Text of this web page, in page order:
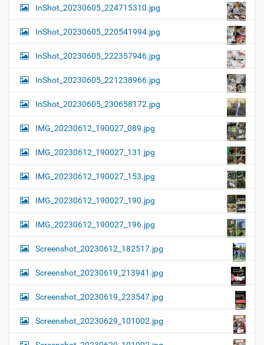
InShot_20230605_224715310.jpg
InShot_20230605_220541994.jpg
InShot_20230605_222357946.jpg
InShot_20230605_221238966.jpg
InShot_20230605_230658172.jpg
IMG_20230612_190027_089.jpg
IMG_20230612_190027_131.jpg
IMG_20230612_190027_153.jpg
IMG_20230612_190027_190.jpg
IMG_20230612_190027_196.jpg
Screenshot_20230612_182517.jpg
Screenshot_20230619_213941.jpg
Screenshot_20230619_223547.jpg
Screenshot_20230629_101002.jpg